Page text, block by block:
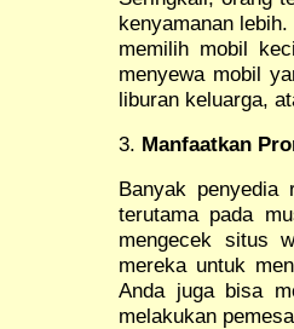
kenyamanan
memilih mobil
menyewa mobil
liburan keluarga,
3. Manfaatkan
Banyak
terutama pada
mengecek situs
mereka untuk
Anda juga bisa
melakukan